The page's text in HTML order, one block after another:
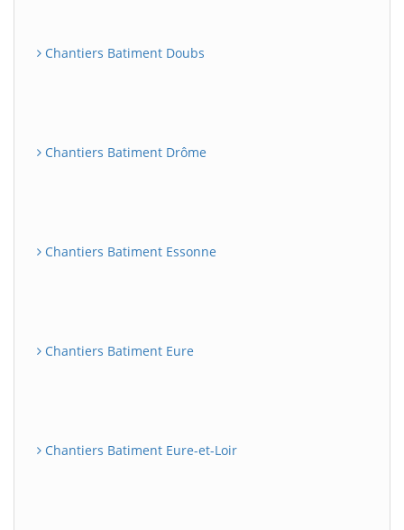
Chantiers Batiment Doubs
Chantiers Batiment Drôme
Chantiers Batiment Essonne
Chantiers Batiment Eure
Chantiers Batiment Eure-et-Loir